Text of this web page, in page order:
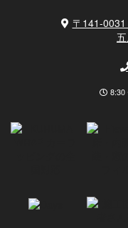
〒141-
8:30